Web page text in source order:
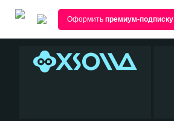
Оформить премиум-подписку